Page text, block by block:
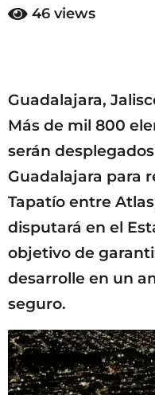
46 views
Guadalajara,
Más de mil 800
serán
Guadalajara para
Tapatío entre
disputará en el
objetivo de
desarrolle en un
seguro.